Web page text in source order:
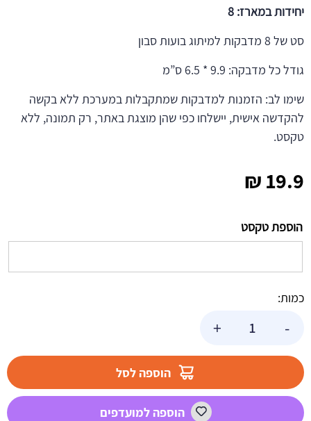
19.9
₪
הוספת טקסט
כמות:
-
-
+
הוספה לסל
הוספה למועדפים
יחידות במארז: 8
סט של 8 מדבקות למיתוג בועות סבון
גודל כל מדבקה: 9.9 * 6.5 ס”מ
שימו לב: הזמנות למדבקות שמתקבלות במערכת ללא בקשה
להקדשה אישית, יישלחו כפי שהן מוצגת באתר, רק תמונה, ללא
טקסט.